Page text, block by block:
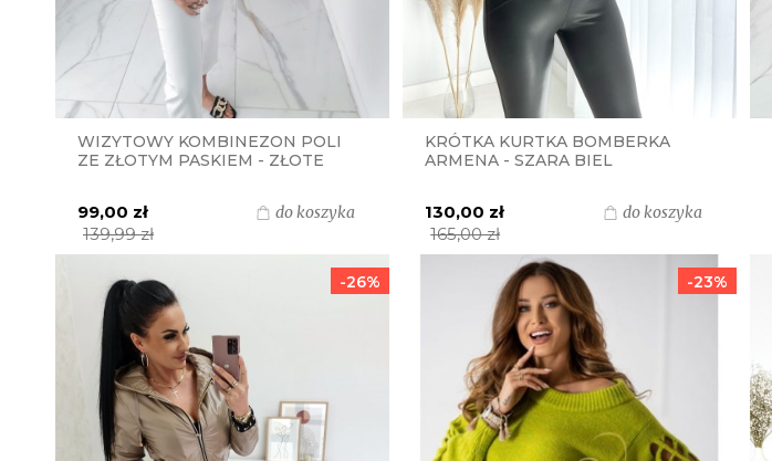
WIZYTOWY KOMBINEZON POLI
ZE ZŁOTYM PASKIEM - ZŁOTE
99,00 zł
139,99 zł
do koszyka
KRÓTKA KURTKA BOMBERKA
ARMENA - SZARA BIEL
130,00 zł
165,00 zł
do koszyka
-26% -23%